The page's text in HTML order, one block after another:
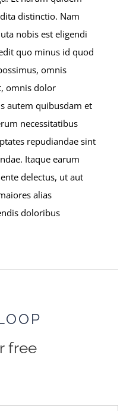
distinctio. Nam
nobis est eligendi
quo minus id quod
omnis
omnis dolor
autem quibusdam et
necessitatibus
repudiandae sint
Itaque earum
delectus, ut aut
alias
doloribus
free